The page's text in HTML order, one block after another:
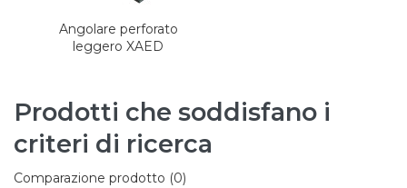
Angolare perforato
leggero XAED
Prodotti che soddisfano i
criteri di ricerca
Comparazione prodotto (0)